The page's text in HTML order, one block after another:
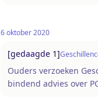
6 oktober 2020
[gedaagde 1]
Ouders verzoeken
bindend advies over